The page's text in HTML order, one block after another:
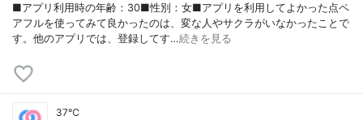
■アプリ利用時の年齢：30■性別：女■アプリを利用してよかった点ペ
アフルを使ってみて良かったのは、変な人やサクラがいなかったことで
す。他のアプリでは、登録してす…続きを見る
37℃